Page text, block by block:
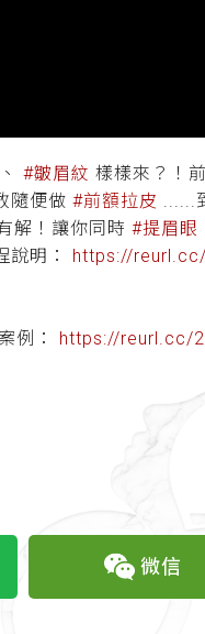
、#皺眉紋 樣樣來？！
隨便做#前額拉皮 ......
解！讓你同時#提眉眼
說明： https://
例： https://reurl.cc/
微信